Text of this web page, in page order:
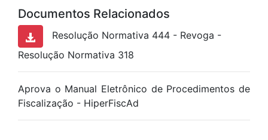
Documentos Relacionados
Resolução Normativa 444 - Revoga -
Resolução Normativa 318
Aprova o Manual Eletrônico de Procedimentos de
Fiscalização - HiperFiscAd